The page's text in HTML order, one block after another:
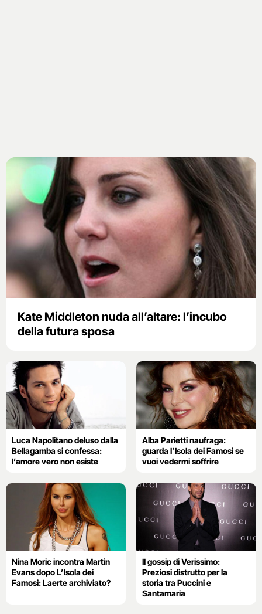
Kate Middleton nuda all’altare: l’incubo
della futura sposa
Luca Napolitano deluso dalla
Bellagamba si confessa:
l’amore vero non esiste
Alba Parietti naufraga:
guarda l’Isola dei Famosi se
vuoi vedermi soffrire
Nina Moric incontra Martin
Evans dopo L’Isola dei
Famosi: Laerte archiviato?
Il gossip di Verissimo:
Preziosi distrutto per la
storia tra Puccini e
Santamaria